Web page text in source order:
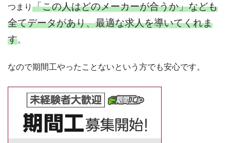
つまり 「この人はどのメーカーが合うか」なども
全てデータがあり、最適な求人を導いてくれま
す。
なので期間工やったことないという方でも安心です。